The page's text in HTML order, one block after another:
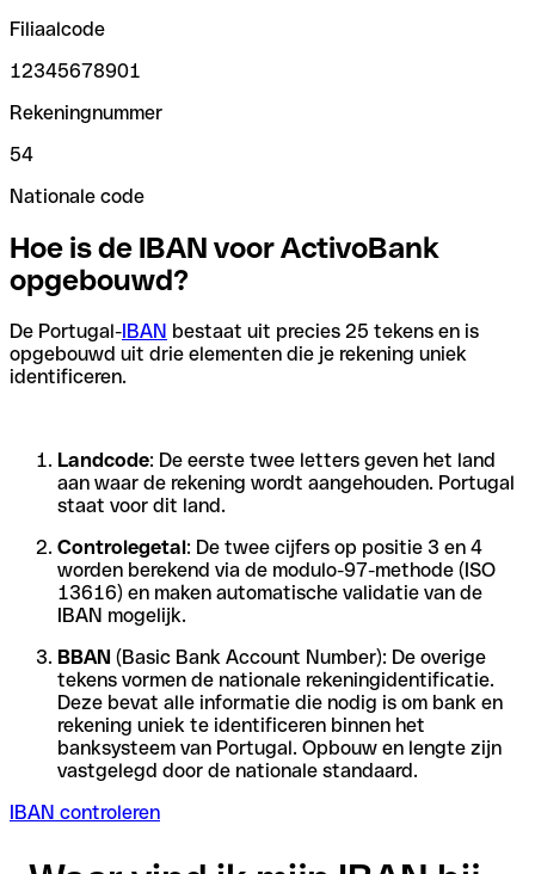
Filiaalcode
12345678901
Rekeningnummer
54
Nationale code
Hoe is de IBAN voor ActivoBank
opgebouwd?
De Portugal-IBAN bestaat uit precies 25 tekens en is
opgebouwd uit drie elementen die je rekening uniek
identificeren.
Landcode: De eerste twee letters geven het land
aan waar de rekening wordt aangehouden. Portugal
staat voor dit land.
Controlegetal: De twee cijfers op positie 3 en 4
worden berekend via de modulo-97-methode (ISO
13616) en maken automatische validatie van de
IBAN mogelijk.
BBAN (Basic Bank Account Number): De overige
tekens vormen de nationale rekeningidentificatie.
Deze bevat alle informatie die nodig is om bank en
rekening uniek te identificeren binnen het
banksysteem van Portugal. Opbouw en lengte zijn
vastgelegd door de nationale standaard.
IBAN controleren